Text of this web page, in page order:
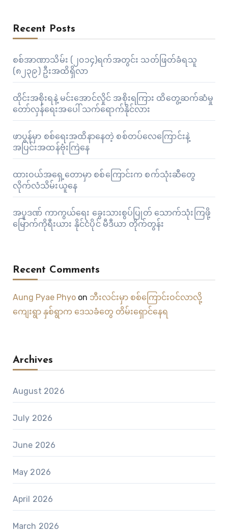
Recent Posts
စစ်အာဏာသိမ်း (၂၀၁၄)ရက်အတွင်း သတ်ဖြတ်ခံရသူ
(၈၂၃၉) ဦးအထိရှိလာ
ထိုင်းအစိုးရနဲ့ မင်းအောင်လှိုင် အစိုးရကြား ထိတွေ့ဆက်ဆံမှု
တော်လှန်ရေးအပေါ် သက်ရောက်နိုင်လား
ဖာပွန်မှာ စစ်ရေးအထိနာနေတဲ့ စစ်တပ်လေကြောင်းနဲ့
အပြင်းအထန်ဗုံးကြဲနေ
ထားဝယ်အရှေ့တောမှာ စစ်ကြောင်းက စက်သုံးဆီတွေ
လိုက်လံသိမ်းယူနေ
အပူဒဏ် ကာကွယ်ရေး ခွေးသားစွပ်ပြုတ် သောက်သုံးကြဖို့
မြောက်ကိုရီးယား နိုင်ငံပိုင် မီဒီယာ တိုက်တွန်း
Recent Comments
Aung Pyae Phyoon ဘီးလင်းမှာ စစ်ကြောင်းဝင်လာလို့
ကျေးရွာ နှစ်ရွာက ဒေသခံတွေ တိမ်းရှောင်နေရ
Archives
August 2026
July 2026
June 2026
May 2026
April 2026
March 2026